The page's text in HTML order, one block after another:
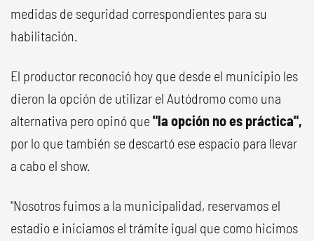
medidas de seguridad correspondientes para su
habilitación.
El productor reconoció hoy que desde el municipio les
dieron la opción de utilizar el Autódromo como una
alternativa pero opinó que"la opción no es práctica",
por lo que también se descartó ese espacio para llevar
a cabo el show.
"Nosotros fuimos a la municipalidad, reservamos el
estadio e iniciamos el trámite igual que como hicimos